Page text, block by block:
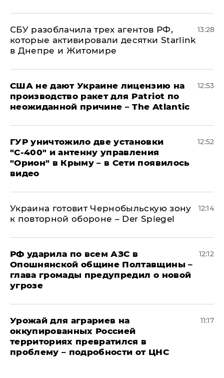
СБУ разоблачила трех агентов РФ,
которые активировали десятки Starlink
в Днепре и Житомире
13:28
США не дают Украине лицензию на
производство ракет для Patriot по
неожиданной причине – The Atlantic
12:53
ГУР уничтожило две установки
"С‑400" и антенну управления
"Орион" в Крыму – в Сети появилось
видео
12:52
Украина готовит Чернобыльскую зону
к повторной обороне – Der Spiegel
12:14
РФ ударила по всем АЗС в
Опошнянской общине Полтавщины –
глава громады предупредил о новой
угрозе
12:12
Урожай для аграриев на
оккупированных Россией
территориях превратился в
проблему – подробности от ЦНС
11:17